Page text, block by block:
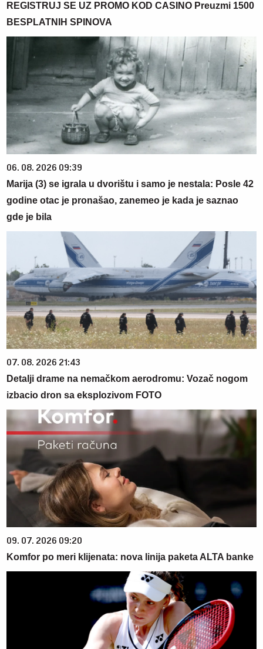
REGISTRUJ SE UZ PROMO KOD CASINO Preuzmi 1500
BESPLATNIH SPINOVA
06. 08. 2026 09:39
Marija (3) se igrala u dvorištu i samo je nestala: Posle 42
godine otac je pronašao, zanemeo je kada je saznao
gde je bila
07. 08. 2026 21:43
Detalji drame na nemačkom aerodromu: Vozač nogom
izbacio dron sa eksplozivom FOTO
09. 07. 2026 09:20
Komfor po meri klijenata: nova linija paketa ALTA banke